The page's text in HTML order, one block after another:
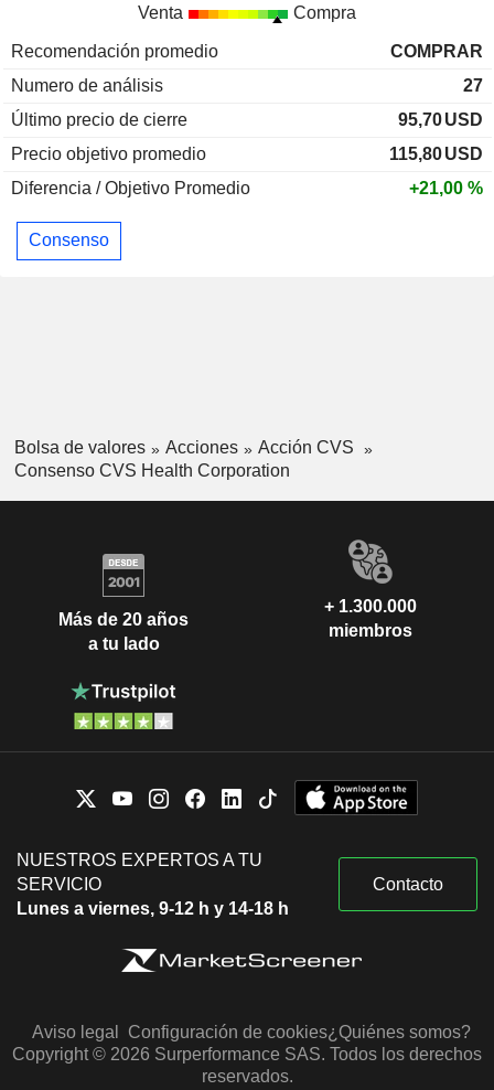
Venta Compra
Recomendación promedio
COMPRAR
Numero de análisis
27
Último precio de cierre
95,70USD
Precio objetivo promedio
115,80USD
Diferencia / Objetivo Promedio
+21,00 %
Consenso
Bolsa de valores Acciones
Acción CVS
Consenso CVS Health Corporation
Más de 20 años
a tu lado
+ 1.300.000
miembros
NUESTROS EXPERTOS A TU
SERVICIO
Lunes a viernes, 9-12 h y 14-18 h
Contacto
Aviso legal Configuración de cookies¿Quiénes somos?
Copyright © 2026 Surperformance SAS. Todos los derechos
reservados.